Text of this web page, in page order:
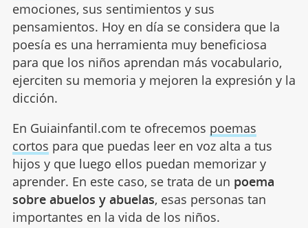
emociones, sus sentimientos y sus
pensamientos. Hoy en día se considera que la
poesía es una herramienta muy beneficiosa
para que los niños aprendan más vocabulario,
ejerciten su memoria y mejoren la expresión y la
dicción.
En Guiainfantil.com te ofrecemos poemas
cortos para que puedas leer en voz alta a tus
hijos y que luego ellos puedan memorizar y
aprender. En este caso, se trata de un poema
sobre abuelos y abuelas, esas personas tan
importantes en la vida de los niños.